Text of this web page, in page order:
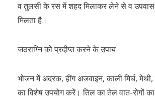
व तुलसी के रस में शहद मिलाकर लेने से व
मिलता है।
जठराग्नि को प्रदीप्त करने के उपाय
भोजन में अदरक, हींग अजवाइन, काली मिर्च, मेथी,
का विशेष उपयोग करें। तिल का तेल वात-रोगों